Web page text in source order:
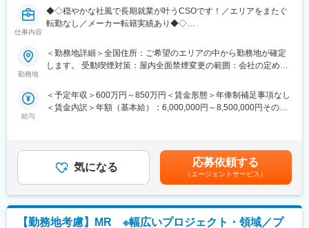
変更の範囲：会社の定める業務
(1)充実した教育体制：
・製品研修（約2週間～2ヶ月、プロジェクトによる）：入社オリ
研修を受けていただきます。
・継続教育：入社時に配属先の製薬会社で行なわれますが、その
ム、CNS専門育成プログラムなどがあり、専門領域MRの育成も
しています。
や面談のほか、必要に応じて素早くバックアップに入るなど、MR
として結果を出せるように万全のサポート体制を整えています。
(3)豊富なプロジェクト数、50社を超える多数の取引メーカー：同
業他社と比較しても、多くのプロジェクト数があり、様々なご経
験を活かしていただくことが可能です。20代～60代までの幅広い
年代のMRの方が活躍されています。
仕事内容
◆◇穏やかな社風で長期就業が叶うCSOです！／エリアをまたぐ
転勤なし／メーカー転籍実績あり◆◇
【業務内容】
大手製薬会社などを中心としたクライアントのプロジェクトへの
配属です。担当エリアの医療機関（開業医、病院）を訪問して、
報を収集を行っていただきます。
勤務地はご本人様の希望を鑑み決定致します。（セカンドPJ以降
も極力勤務地を考慮させていただきます）
※プロジェクトの状況によっては、選考保留（ご紹介できるプロジ
ェクトが出るまで保留）となる場合もございますのであらかじめ
ご認識の程よろしくお願いします※
勤務地
＜勤務地詳細＞全国住所：ご希望のエリアの中から勤務地が確定
します。 受動喫煙対策：屋内全面禁煙変更の範囲：会社の定める
給与
＜予定年収＞600万円～850万円＜賃金形態＞年俸制補足事項なし
＜賃金内訳＞年額（基本給）：6,000,000円～8,500,000円その他
一時金：10万円（四半期に1回、10万円程度支給）※ただし支給条
件有。賃金はあくまでも目安の金額であり、選考を通じて上下す
る可能性があります。月給(月額)は固定手当を含めた表記です。
気になる 応募依頼する
（エージェントサービス）
【勤務地考慮】MR ※幅広いプロジェクト・領域／プ